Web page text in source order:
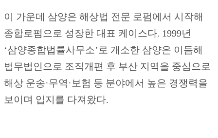
이 가운데 삼양은 해상법 전문 로펌에서 시작해
종합로펌으로 성장한 대표 케이스다. 1999년
‘삼양종합법률사무소’로 개소한 삼양은 이듬해
법무법인으로 조직개편 후 부산 지역을 중심으로
해상 운송·무역·보험 등 분야에서 높은 경쟁력을
보이며 입지를 다져왔다.